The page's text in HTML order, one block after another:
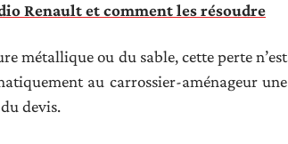
Renault et comment les résoudre
métallique ou du sable, cette perte n’est
au carrossier-aménageur une
devis.